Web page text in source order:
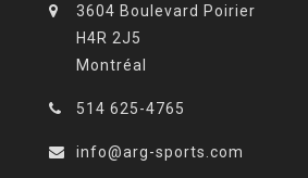
3604 Boulevard Poirier
H4R 2J5
Montréal
514 625-4765
info@arg-sports.com